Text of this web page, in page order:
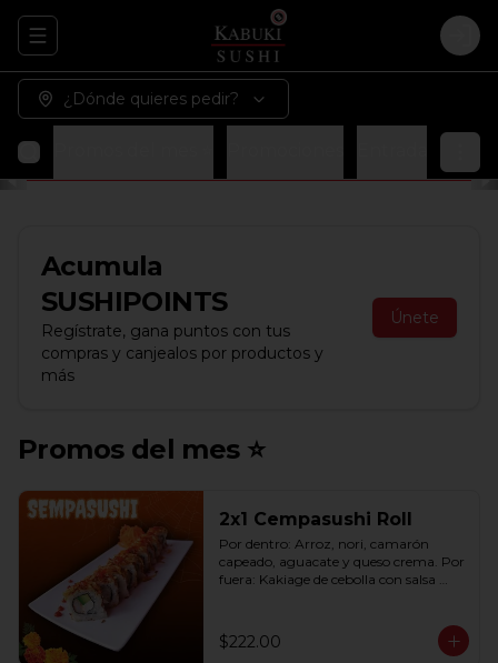
Abrir menu de navegación
¿Dónde quieres pedir?
Acumula
SUSHIPOINTS
Regístrate, gana puntos con tus
compras y canjealos por productos y
más
Únete
Promos del mes ⭐
2x1 Cempasushi Roll
Por dentro: Arroz, nori, camarón
capeado, aguacate y queso crema. Por
fuera: Kakiage de cebolla con salsa
$222.00